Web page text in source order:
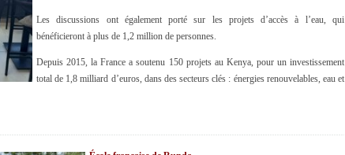
Les discussions ont également porté sur les projets d’accès à l’eau, qui
bénéficieront à plus de 1,2 million de personnes.
Depuis 2015, la France a soutenu 150 projets au Kenya, pour un investissement
total de 1,8 milliard d’euros, dans des secteurs clés : énergies renouvelables, eau et